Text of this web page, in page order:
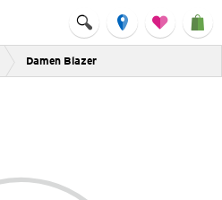
Damen Blazer